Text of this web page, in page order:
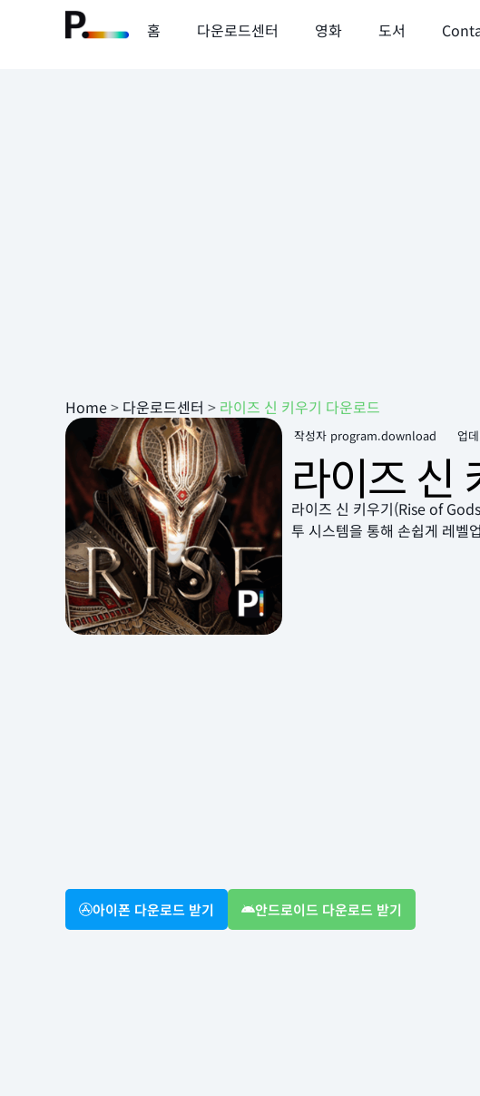
홈 다운로드센터 영화 도서
Home> 다운로드센터 > 라이즈 신 키우기 다운로드
작성자 program.download 업
라이즈 신
라이즈 신 키우기(Rise of
투 시스템을 통해 손쉽게 레벨
아이폰 다운로드 받기 안드로이드 다운로드 받기